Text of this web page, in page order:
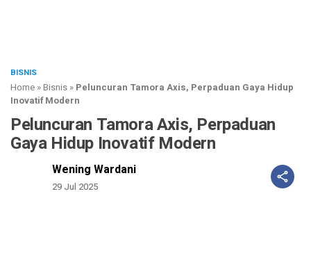
BISNIS
Home »Bisnis » Peluncuran Tamora Axis, Perpaduan Gaya Hidup
Inovatif Modern
Peluncuran Tamora Axis, Perpaduan
Gaya Hidup Inovatif Modern
Wening Wardani
29 Jul 2025